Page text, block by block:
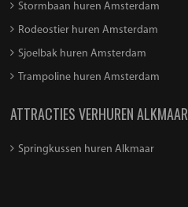
Stormbaan huren Amsterdam
Rodeostier huren Amsterdam
Sjoelbak huren Amsterdam
Trampoline huren Amsterdam
ATTRACTIES VERHUREN ALKMAAR
Springkussen huren Alkmaar